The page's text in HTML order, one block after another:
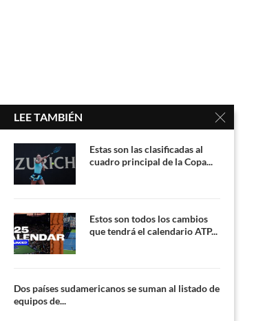
LEE TAMBIÉN
Estas son las clasificadas al
cuadro principal de la Copa...
Estos son todos los cambios
que tendrá el calendario ATP...
Dos países sudamericanos se suman al listado de
equipos de...